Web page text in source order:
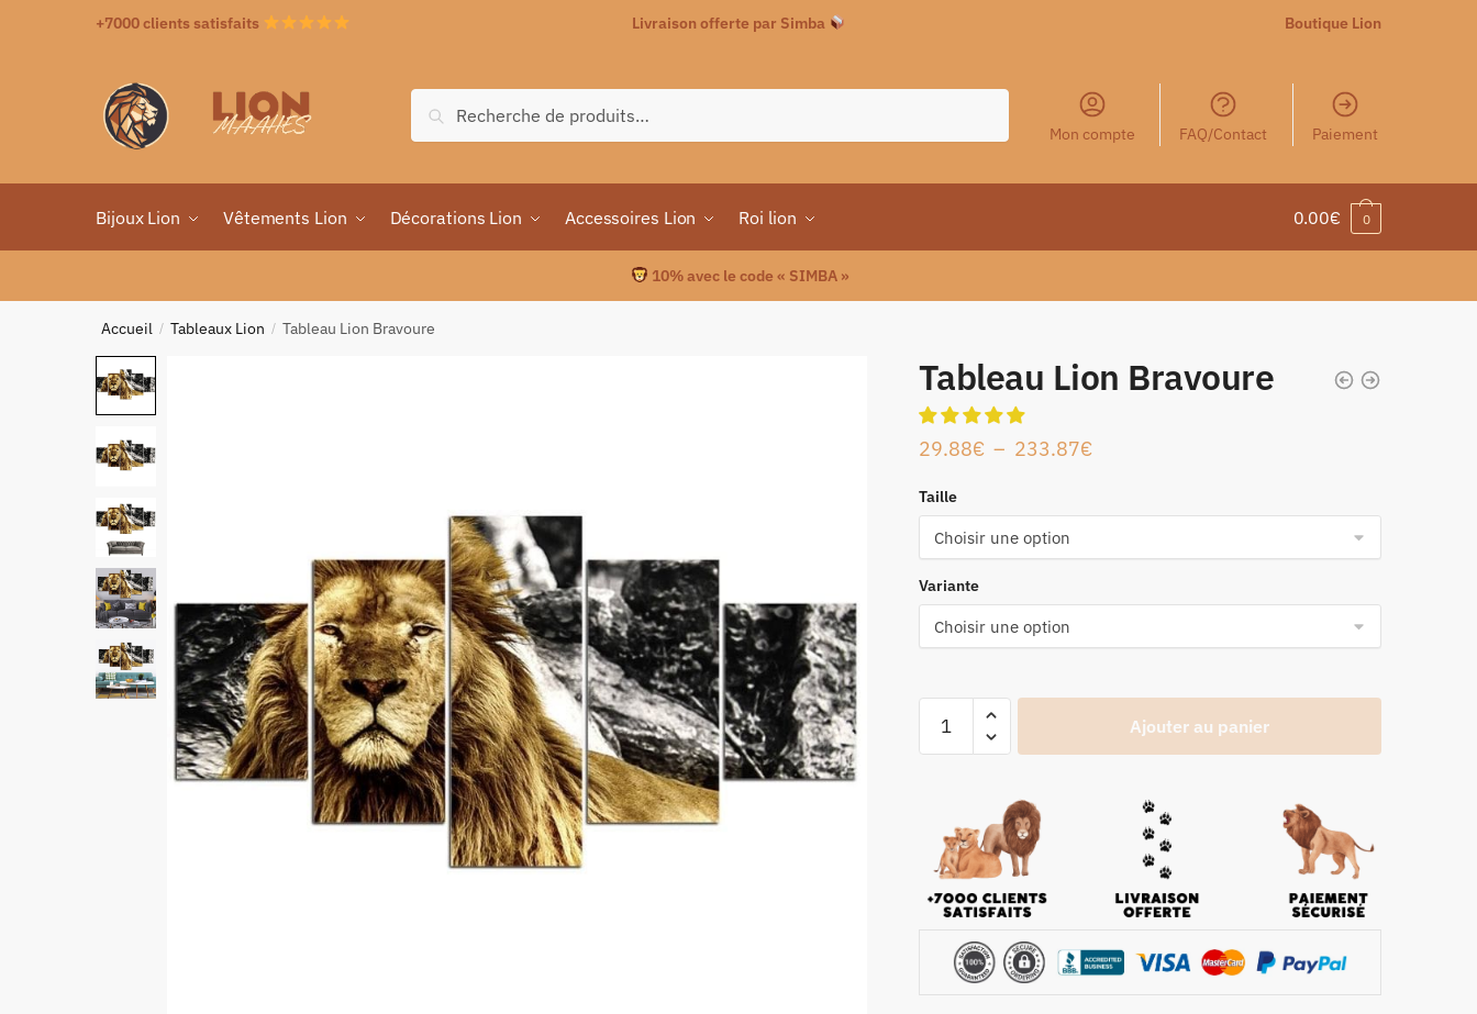
+7000 clients satisfaits Livraison offerte par Simba Boutique Lion
Recherche
Mon compte FAQ/Contact Paiement
Bijoux Lion Vêtements Lion Décorations Lion Accessoires Lion Roi lion 0.00€ 0
10% avec le code « SIMBA »
Accueil / Tableaux Lion / Tableau Lion Bravoure
Tableau Lion Bravoure
29.88€ – 233.87€
Taille
Variante
Ajouter au panier